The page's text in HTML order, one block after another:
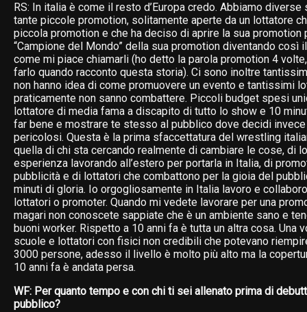
RS: In italia è come il resto d’Europa credo. Abbiamo
tante piccole promotion, solitamente aperte da un lottatore
piccola promotion e che ha deciso di aprire la sua promotion
“Campione del Mondo” della sua promotion diventando così
come mi piace chiamarli (ho detto la parola promotion 4
farlo quando racconto questa storia). Ci sono inoltre
non hanno idea di come promuovere un evento e tantissimi
praticamente non sanno combattere. Piccoli budget spesi
lottatore di media fama a discapito di tutto lo show e 10
far bene e mostrare te stesso al pubblico dove decidi
pericolosi. Questa è la prima sfaccettatura del wrestling
quella di chi sta cercando realmente di cambiare le cose, di
esperienza lavorando all’estero per portarla in Italia, di
pubblicità e di lottatori che combattono per la gioia del
minuti di gloria. Io orgogliosamente in Italia lavoro e
lottatori o promoter. Quando mi vedete lavorare per una
magari non conoscete sappiate che è un ambiente sano e
buoni worker. Rispetto a 10 anni fa è tutta un altra cosa. Una
scuole e lottatori con fisici non credibili che potevano
3000 persone, adesso il livello è molto più alto ma la
10 anni fa è andata persa.
WF: Per quanto tempo e con chi ti sei allenato prima di
pubblico?